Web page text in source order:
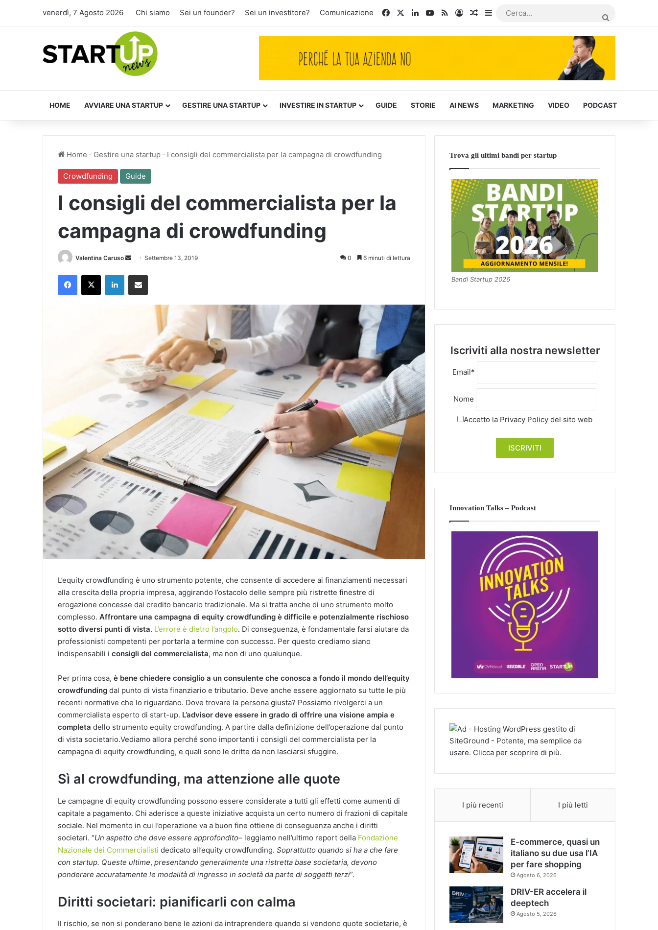
venerdì, 7 Agosto 2026 Chi siamo Sei un founder? Sei un investitore? Comunicazione FacebookLinkedInYou Tube
RSSAccediArticoli Casuali
Barra laterale
HOME AVVIARE UNA STARTUP GESTIRE UNA STARTUP INVESTIRE IN STARTUP GUIDE STORIE AI NEWS MARKETING VIDEO PODCAST
Home - Gestire una startup - I consigli del commercialista per la campagna di crowdfunding
Crowdfunding Guide
I consigli del commercialista per la
campagna di crowdfunding
Valentina Caruso
Invia Settembre 13, 2019 0 6 minuti di lettura
Facebook
X LinkedInCondividi via Email
L’equity crowdfunding è uno strumento potente, che consente di accedere ai finanziamenti necessari
alla crescita della propria impresa, aggirando l’ostacolo delle sempre più ristrette finestre di
erogazione concesse dal credito bancario tradizionale. Ma si tratta anche di uno strumento molto
complesso. Affrontare una campagna di equity crowdfunding è difficile e potenzialmente rischioso
sotto diversi punti di vista. L’errore è dietro l’angolo. Di conseguenza, è fondamentale farsi aiutare da
professionisti competenti per portarla a termine con successo. Per questo crediamo siano
indispensabili i consigli del commercialista, ma non di uno qualunque.
Per prima cosa, è bene chiedere consiglio a un consulente che conosca a fondo il mondo dell’equity
crowdfunding dal punto di vista finanziario e tributario. Deve anche essere aggiornato su tutte le più
recenti normative che lo riguardano. Dove trovare la persona giusta? Possiamo rivolgerci a un
commercialista esperto di start-up. L’advisor deve essere in grado di offrire una visione ampia e
completa dello strumento equity crowdfunding. A partire dalla definizione dell’operazione dal punto
di vista societario.Vediamo allora perché sono importanti i consigli del commercialista per la
campagna di equity crowdfunding, e quali sono le dritte da non lasciarsi sfuggire.
Sì al crowdfunding, ma attenzione alle quote
Le campagne di equity crowdfunding possono essere considerate a tutti gli effetti come aumenti di
capitale a pagamento. Chi aderisce a queste iniziative acquista un certo numero di frazioni di capitale
sociale. Nel momento in cui l’operazione va a buon fine ottiene di conseguenza anche i diritti
societari. “Un aspetto che deve essere approfondito– leggiamo nell’ultimo report della Fondazione
Nazionale dei Commercialisti dedicato all’equity crowdfunding. Soprattutto quando si ha a che fare
con startup. Queste ultime, presentando generalmente una ristretta base societaria, devono
ponderare accuratamente le modalità di ingresso in società da parte di soggetti terzi”.
Diritti societari: pianificarli con calma
Il rischio, se non si ponderano bene le azioni da intraprendere quando si vendono quote societarie, è
Trova gli ultimi bandi per startup
Bandi Startup 2026
Iscriviti alla nostra newsletter
Email*
Nome
Accetto la Privacy Policy del sito web
Innovation Talks – Podcast
I più recenti I più letti
E-commerce, quasi un
italiano su due usa l’IA
per fare shopping
Agosto 6, 2026
DRIV-ER accelera il
deeptech
Agosto 5, 2026